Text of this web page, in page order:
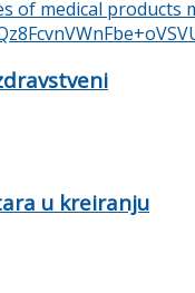
u kreiranju